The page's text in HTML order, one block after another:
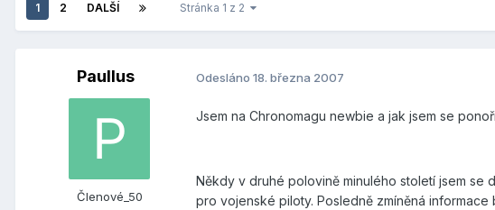
1 2 DALŠÍ Stránka 1 z 2
Paullus
Členové_50
Odesláno 18. března 2007
Jsem na Chronomagu newbie a jak jsem se
Někdy v druhé polovině minulého století jsem
pro vojenské piloty. Posledně zmíněná